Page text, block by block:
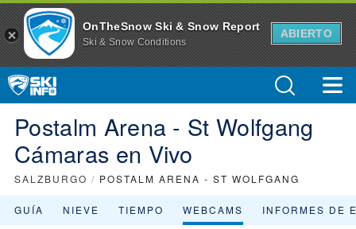
OnTheSnow Ski & Snow Report
Ski & Snow Conditions
ABIERTO
Postalm Arena - St Wolfgang
Cámaras en Vivo
SALZBURGO / POSTALM ARENA - ST WOLFGANG
GUÍA NIEVE TIEMPO WEBCAMS INFORMES DE